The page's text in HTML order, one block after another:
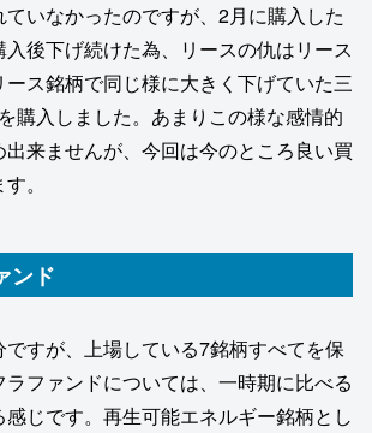
いなかったのですが、2月に購入した
入後下げ続けた為、リースの仇はリース
ス銘柄で同じ様に大きく下げていた三
購入しました。あまりこの様な感情的
来ませんが、今回は今のところ良い買
。
ンド
すが、上場している7銘柄すべてを保
ファンドについては、一時期に比べる
感じです。再生可能エネルギー銘柄とし